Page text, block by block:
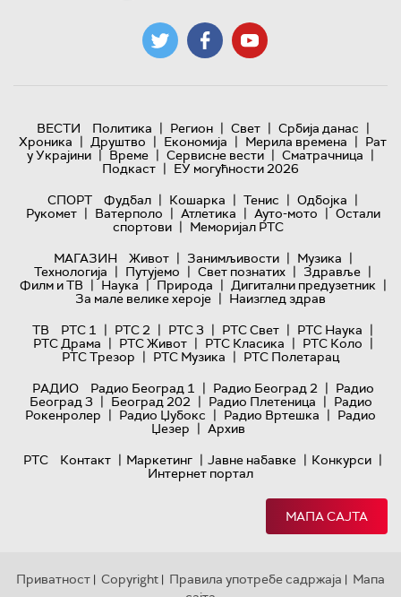
ВЕСТИ Политика | Регион | Свет | Србија данас |
Хроника | Друштво | Економија | Мерила времена | Рат
у Украјини | Време | Сервисне вести | Сматрачница |
Подкаст | ЕУ могућности 2026
СПОРТ
Фудбал | Кошарка | Тенис | Одбојка |
Рукомет | Ватерполо | Атлетика | Ауто-мото | Остали
спортови | Меморијал РТС
МАГАЗИН
Живот | Занимљивости | Музика |
Технологијa | Путујемо | Свет познатих | Здравље |
Филм и ТВ | Наука | Природа | Дигитални предузетник |
За мале велике хероје | Наизглед здрав
ТВ
РТС 1 | РТС 2 | РТС 3 | РТС Свет | РТС Наука |
РТС Драма | РТС Живот | РТС Класика | РТС Коло |
РТС Трезор | РТС Музика | РТС Полетарац
РАДИО
Радио Београд 1 | Радио Београд 2 | Радио
Београд 3 | Београд 202 | Радио Плетеница | Радио
Рокенролер | Радио Џубокс | Радио Вртешка | Радио
Џезер | Архив
РТС
Контакт | Маркетинг | Јавне набавке | Конкурси |
Интернет портал
МАПА САЈТА
Приватност | Copyright | Правила употребе садржаја | Мапа